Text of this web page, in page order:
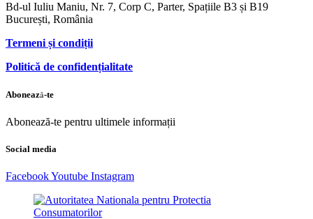
Bd-ul Iuliu Maniu, Nr. 7, Corp C, Parter, Spațiile B3 și B19
București, România
Termeni și condiții
Politică de confidențialitate
Abonează-te
Abonează-te pentru ultimele informații
Social media
FacebookYoutube Instagram